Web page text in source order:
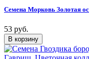
Семена Морковь Золотая
53 руб.